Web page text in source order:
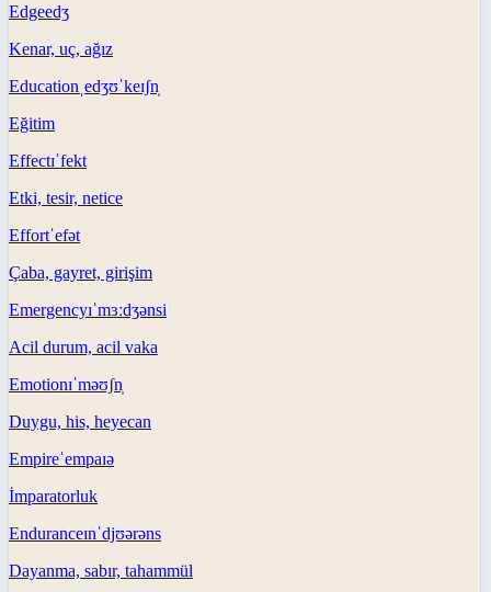
Edgeedʒ
Kenar, uç, ağız
Education ˌedʒʊˈkeɪʃn̩
Eğitim
Effectɪˈfekt
Etki, tesir, netice
Effortˈefət
Çaba, gayret, girişim
Emergencyɪˈmɜːdʒənsi
Acil durum, acil vaka
Emotionɪˈməʊʃn̩
Duygu, his, heyecan
Empireˈempaɪə
İmparatorluk
Enduranceɪnˈdjʊərəns
Dayanma, sabır, tahammül